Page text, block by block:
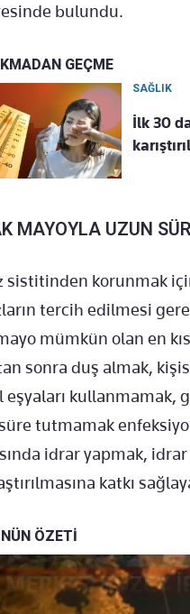
bulundu.
GEÇME
SAĞLIK
İlk 30
MAYOYLA UZUN
sistitinden korunmak
tercih edilmesi
mümkün olan en
sonra duş almak,
eşyaları kullanmamak,
tutmamak
idrar yapmak,
katkı
ÖZETİ